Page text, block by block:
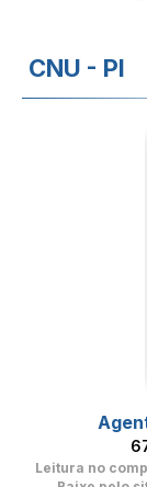
CNU - PI
Leitura no